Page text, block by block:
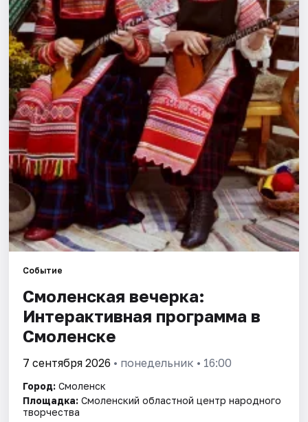
Города
Площадки
Артисты
Рейтинги
Событие
Смоленская вечерка:
Интерактивная программа в
Смоленске
7 сентября 2026 • понедельник • 16:00
Город: Смоленск
Площадка: Смоленский областной центр народного
творчества